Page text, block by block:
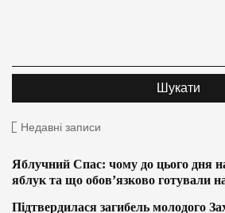
Недавні записи
Яблучний Спас: чому до цього дня
яблук та що обов’язково готували
Підтвердилася загибель молодого